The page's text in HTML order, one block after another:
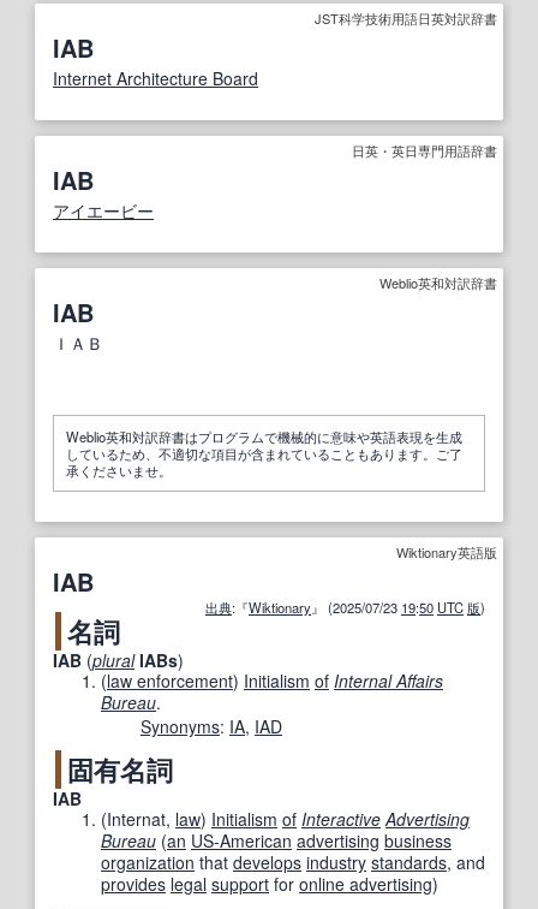
JST科学技術用語日英対訳辞書
IAB
Internet Architecture Board
日英・英日専門用語辞書
IAB
アイエービー
Weblio英和対訳辞書
IAB
ＩＡＢ
Weblio英和対訳辞書はプログラムで機械的に意味や英語表現を生成
しているため、不適切な項目が含まれていることもあります。ご了
承くださいませ。
Wiktionary英語版
IAB
出典:『Wiktionary』 (2025/07/23 19:50 UTC 版)
名詞
IAB (plural IABs)
(law enforcement) Initialism of Internal Affairs
Bureau.
Synonyms: IA, IAD
固有名詞
IAB
(Internat, law) Initialism of Interactive Advertising
Bureau (an US-American advertising business
organization that develops industry standards, and
provides legal support for online advertising)